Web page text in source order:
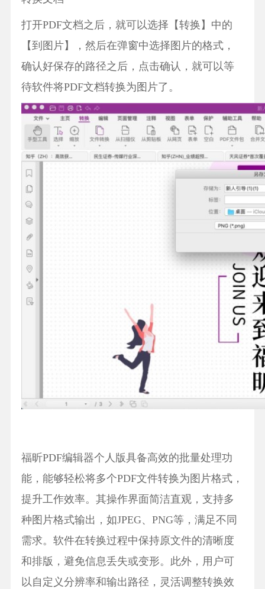
打开PDF文档之后，就可以选择【转换】中的
【到图片】，然后在弹窗中选择图片的格式，
确认好保存的路径之后，点击确认，就可以等
待软件将PDF文档转换为图片了。
福昕PDF编辑器个人版具备高效的批量处理功
能，能够轻松将多个PDF文件转换为图片格式，
提升工作效率。其操作界面简洁直观，支持多
种图片格式输出，如JPEG、PNG等，满足不同
需求。软件在转换过程中保持原文件的清晰度
和排版，避免信息丢失或变形。此外，用户可
以自定义分辨率和输出路径，灵活调整转换效